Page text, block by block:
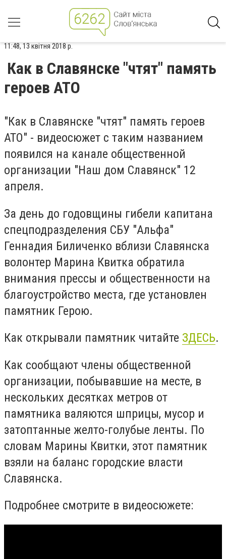
11:48, 13 квітня 2018 р.
Как в Славянске "чтят" память
героев АТО
"Как в Славянске "чтят" память героев
АТО" - видеосюжет с таким названием
появился на канале общественной
организации "Наш дом Славянск" 12
апреля.
За день до годовщины гибели капитана
спецподразделения СБУ "Альфа"
Геннадия Биличенко вблизи Славянска
волонтер Марина Квитка обратила
внимания прессы и общественности на
благоустройство места, где установлен
памятник Герою.
Как открывали памятник читайте ЗДЕСЬ.
Как сообщают члены общественной
организации, побывавшие на месте, в
нескольких десятках метров от
памятника валяются шприцы, мусор и
затоптанные желто-голубые ленты. По
словам Марины Квитки, этот памятник
взяли на баланс городские власти
Славянска.
Подробнее смотрите в видеосюжете: